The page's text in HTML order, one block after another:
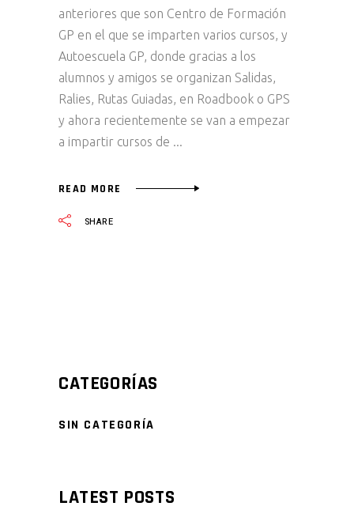
anteriores que son Centro de Formación
GP en el que se imparten varios cursos, y
Autoescuela GP, donde gracias a los
alumnos y amigos se organizan Salidas,
Ralies, Rutas Guiadas, en Roadbook o GPS
y ahora recientemente se van a empezar
a impartir cursos de
READ MORE
SHARE
CATEGORÍAS
SIN CATEGORÍA
LATEST POSTS